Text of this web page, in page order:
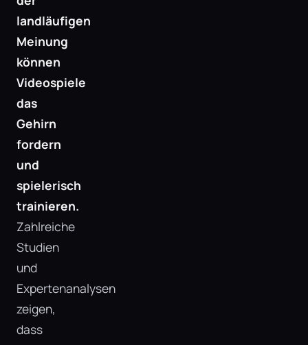
landläufigen
Meinung
können
Videospiele
das
Gehirn
fordern
und
spielerisch
trainieren.
Zahlreiche
Studien
und
Expertenanalysen
zeigen,
dass